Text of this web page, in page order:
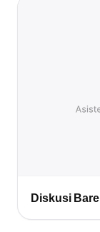
Diskusi